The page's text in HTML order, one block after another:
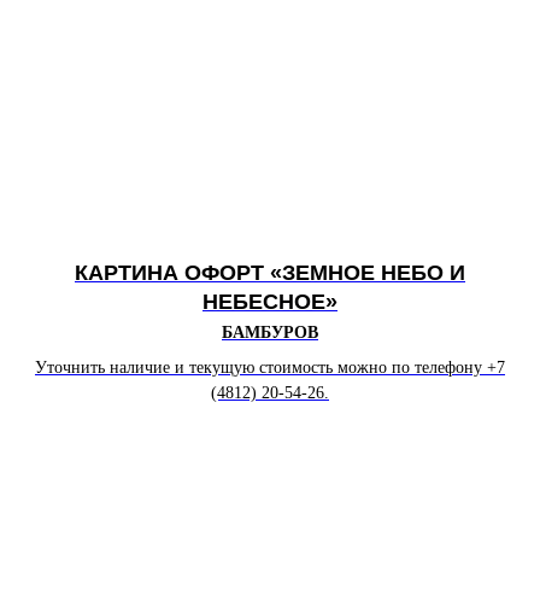
КАРТИНА ОФОРТ «ЗЕМНОЕ НЕБО И
НЕБЕСНОЕ»
БАМБУРОВ
Уточнить наличие и текущую стоимость можно по телефону +7
(4812) 20-54-26.